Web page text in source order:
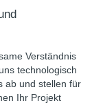
Verständnis
technologisch
ab und stellen für
Ihr Projekt